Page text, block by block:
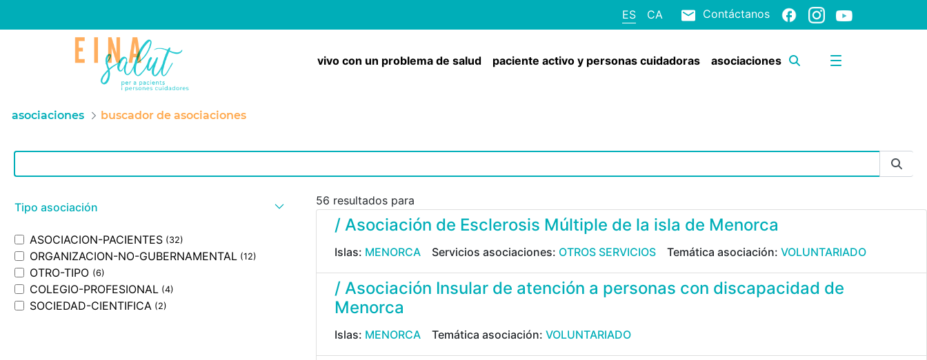
ES CA Contáctanos
vivo con un problema de salud paciente activo y personas cuidadoras asociaciones
asociaciones buscador de asociaciones
Barra de búsqueda
Tipo asociación
ASOCIACION-PACIENTES (32)
ORGANIZACION-NO-GUBERNAMENTAL (12)
OTRO-TIPO (6)
COLEGIO-PROFESIONAL (4)
SOCIEDAD-CIENTIFICA (2)
56 resultados para
/ Asociación de Esclerosis Múltiple de la isla de Menorca
Islas: MENORCA Servicios asociaciones: OTROS SERVICIOS Temática asociación: VOLUNTARIADO
/ Asociación Insular de atención a personas con discapacidad de
Menorca
Islas: MENORCA Temática asociación: VOLUNTARIADO